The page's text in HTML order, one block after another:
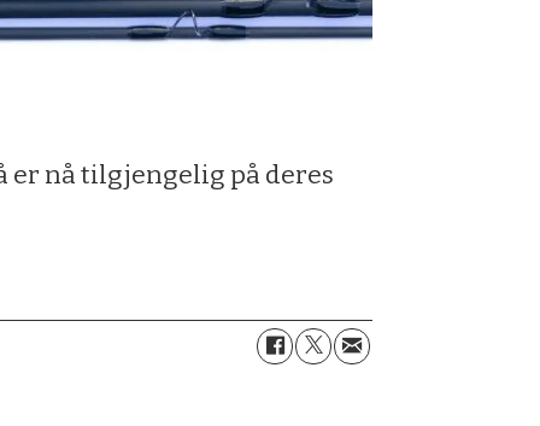
er nå tilgjengelig på deres